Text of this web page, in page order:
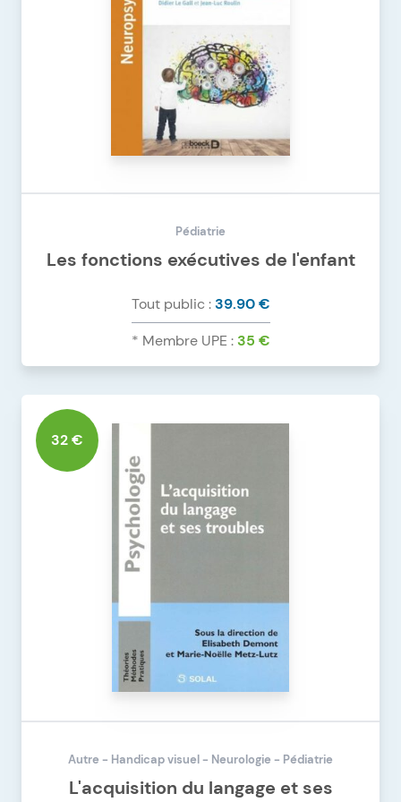
Pédiatrie
Les fonctions exécutives de l'enfant
Tout public :39.90 €
* Membre UPE :35 €
32 €
Autre - Handicap visuel - Neurologie - Pédiatrie
L'acquisition du langage et ses